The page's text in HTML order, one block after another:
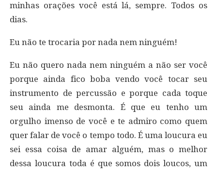
minhas orações você está lá, sempre. Todos os
dias.
Eu não te trocaria por nada nem ninguém!
Eu não quero nada nem ninguém a não ser você
porque ainda fico boba vendo você tocar seu
instrumento de percussão e porque cada toque
seu ainda me desmonta. É que eu tenho um
orgulho imenso de você e te admiro como quem
quer falar de você o tempo todo. É uma loucura eu
sei essa coisa de amar alguém, mas o melhor
dessa loucura toda é que somos dois loucos, um